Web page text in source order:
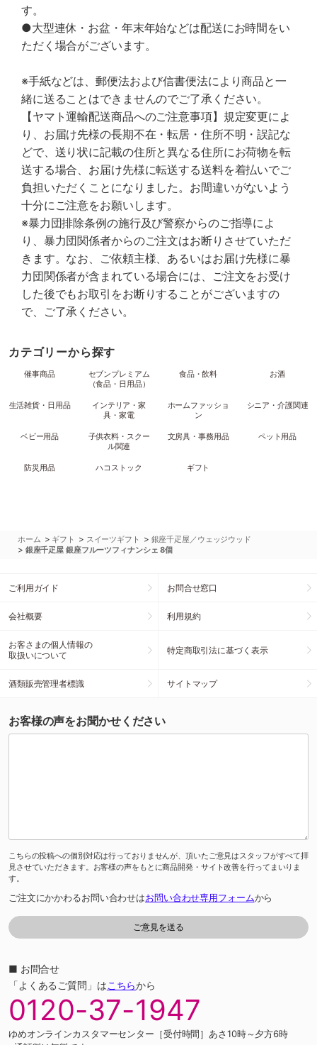
す。
●大型連休・お盆・年末年始などは配送にお時間をい
ただく場合がございます。
※手紙などは、郵便法および信書便法により商品と一
緒に送ることはできませんのでご了承ください。
【ヤマト運輸配送商品へのご注意事項】規定変更によ
り、お届け先様の長期不在・転居・住所不明・誤記な
どで、送り状に記載の住所と異なる住所にお荷物を転
送する場合、お届け先様に転送する送料を着払いでご
負担いただくことになりました。お間違いがないよう
十分にご注意をお願いします。
※暴力団排除条例の施行及び警察からのご指導によ
り、暴力団関係者からのご注文はお断りさせていただ
きます。なお、ご依頼主様、あるいはお届け先様に暴
力団関係者が含まれている場合には、ご注文をお受け
した後でもお取引をお断りすることがございますの
で、ご了承ください。
カテゴリーから探す
催事商品
セブンプレミアム
（食品・日用品）
食品・飲料 お酒
生活雑貨・日用品
インテリア・家
具・家電
ホームファッショ
ン
シニア・介護関連
ベビー用品
子供衣料・スクー
ル関連
文房具・事務用品 ペット用品
防災用品 ハコストック ギフト
ホーム > ギフト > スイーツギフト > 銀座千疋屋／ウェッジウッド
> 銀座千疋屋 銀座フルーツフィナンシェ 8個
ご利用ガイド お問合せ窓口
会社概要 利用規約
お客さまの個人情報の
取扱いについて
特定商取引法に基づく表示
酒類販売管理者標識 サイトマップ
お客様の声をお聞かせください
こちらの投稿への個別対応は行っておりませんが、頂いたご意見はスタッフがすべて拝
見させていただきます。お客様の声をもとに商品開発・サイト改善を行ってまいりま
す。
ご注文にかかわるお問い合わせはお問い合わせ専用フォームから
■ お問合せ
「よくあるご質問」はこちらから
0120-37-1947
ゆめオンラインカスタマーセンター［受付時間］あさ10時～夕方6時